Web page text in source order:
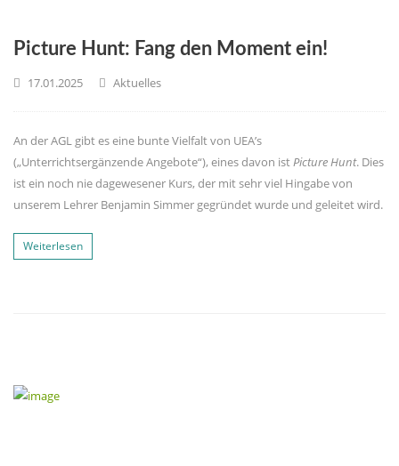
Picture Hunt: Fang den Moment ein!
17.01.2025 Aktuelles
An der AGL gibt es eine bunte Vielfalt von UEA’s
(„Unterrichtsergänzende Angebote“), eines davon istPicture Hunt. Dies
ist ein noch nie dagewesener Kurs, der mit sehr viel Hingabe von
unserem Lehrer Benjamin Simmer gegründet wurde und geleitet wird.
Weiterlesen